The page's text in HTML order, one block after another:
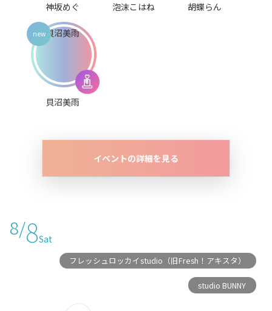
神坂めぐ 泡沫こはね 胡蝶らん
貝沼美雨
イベントの詳細を見る
8/8Sat
フレッシュロッカイstudio（旧Fresh！アキスタ）
studio BUNNY